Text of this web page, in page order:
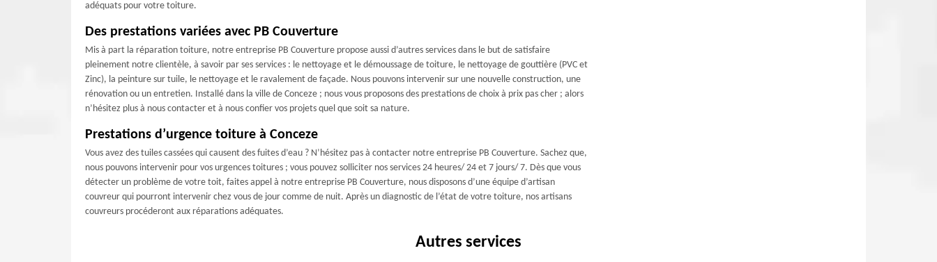
adéquats pour votre toiture.
Des prestations variées avec PB Couverture
Mis à part la réparation toiture, notre entreprise PB Couverture propose aussi d’autres services dans le but de satisfaire
pleinement notre clientèle, à savoir par ses services : le nettoyage et le démoussage de toiture, le nettoyage de gouttière (PVC et
Zinc), la peinture sur tuile, le nettoyage et le ravalement de façade. Nous pouvons intervenir sur une nouvelle construction, une
rénovation ou un entretien. Installé dans la ville de Conceze ; nous vous proposons des prestations de choix à prix pas cher ; alors
n’hésitez plus à nous contacter et à nous confier vos projets quel que soit sa nature.
Prestations d’urgence toiture à Conceze
Vous avez des tuiles cassées qui causent des fuites d’eau ? N’hésitez pas à contacter notre entreprise PB Couverture. Sachez que,
nous pouvons intervenir pour vos urgences toitures ; vous pouvez solliciter nos services 24 heures/ 24 et 7 jours/ 7. Dès que vous
détecter un problème de votre toit, faites appel à notre entreprise PB Couverture, nous disposons d’une équipe d’artisan
couvreur qui pourront intervenir chez vous de jour comme de nuit. Après un diagnostic de l’état de votre toiture, nos artisans
couvreurs procéderont aux réparations adéquates.
Autres services